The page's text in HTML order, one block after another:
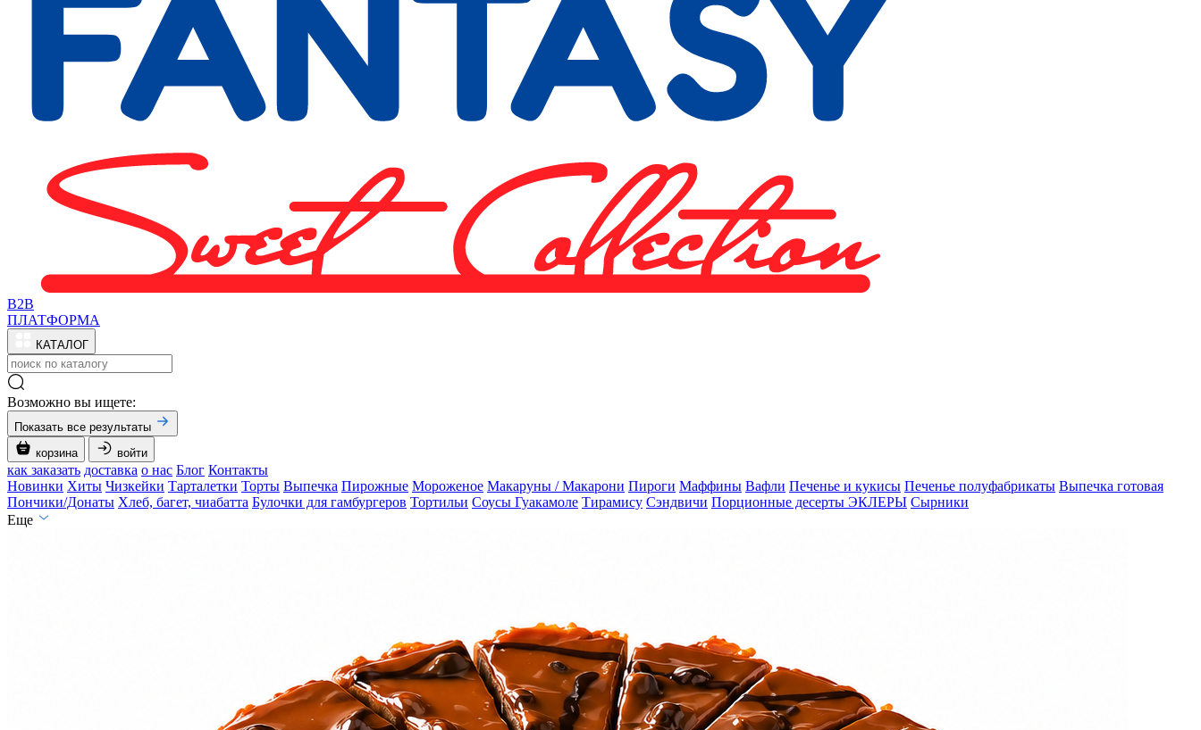
B2B
ПЛАТФОРМА
КАТАЛОГ
Возможно вы ищете:
Показать все результаты
корзина
войти
как заказать доставка о нас Блог Контакты
Новинки Хиты Чизкейки Тарталетки Торты Выпечка Пирожные Мороженое Макаруны / Макарони Пироги Маффины Вафли Печенье и кукисы Печенье полуфабрикаты Выпечка готовая
Пончики/Донаты Хлеб, багет, чиабатта Булочки для гамбургеров Тортильи Соусы Гуакамоле Тирамису Сэндвичи Порционные десерты ЭКЛЕРЫ Сырники
Еще